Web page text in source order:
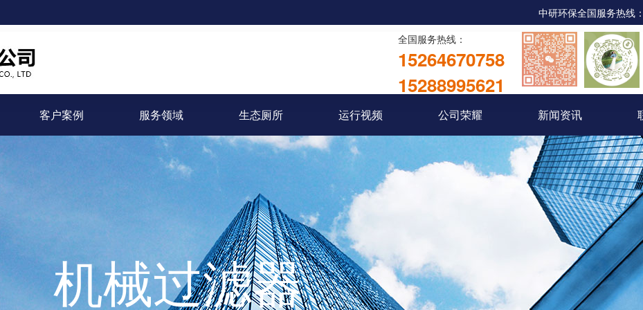
中研环保全国服务热线
全国服务热线：
15264670758
15288995621
客户案例 服务领域 生态厕所 运行视频 公司荣耀 新闻资讯
机械过滤器